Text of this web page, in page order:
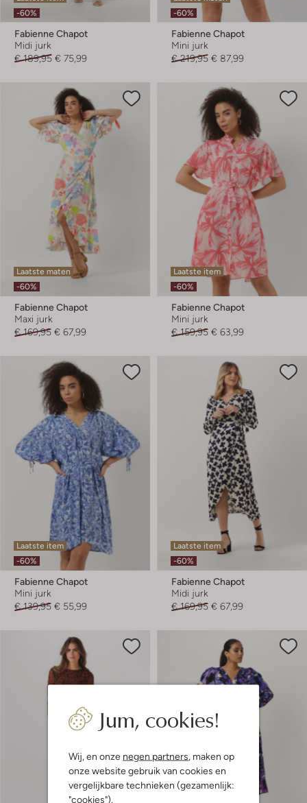
Jum, cookies!
Wij, en onze negen partners , maken op
onze website gebruik van cookies en
vergelijkbare technieken (gezamenlijk:
"cookies").
-60%
Fabienne Chapot
Midi jurk
€ 189,95 € 75,99
-60%
Fabienne Chapot
Mini jurk
€ 219,95 € 87,99
Laatste maten
-60%
Fabienne Chapot
Maxi jurk
€ 169,95 € 67,99
Laatste item
-60%
Fabienne Chapot
Mini jurk
€ 159,95 € 63,99
Laatste item
-60%
Fabienne Chapot
Mini jurk
€ 139,95 € 55,99
Laatste item
-60%
Fabienne Chapot
Midi jurk
€ 169,95 € 67,99